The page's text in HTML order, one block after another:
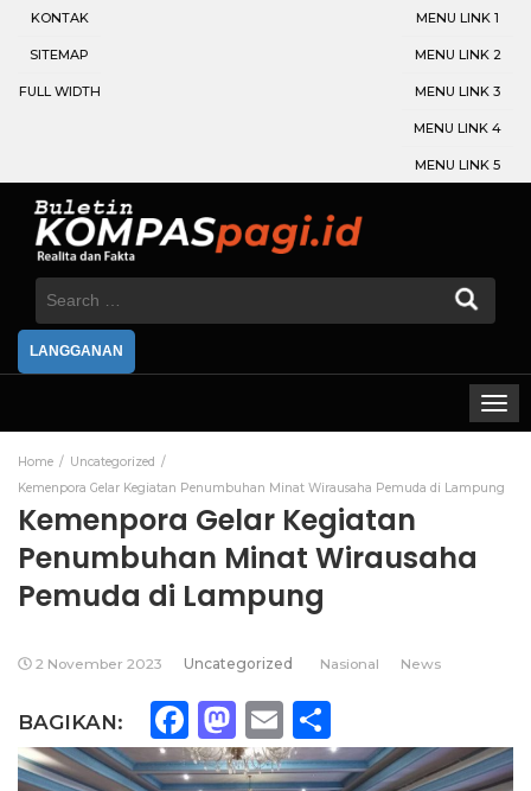
KONTAK
SITEMAP
FULL WIDTH
MENU LINK 1
MENU LINK 2
MENU LINK 3
MENU LINK 4
MENU LINK 5
Search
LANGGANAN
Home
Uncategorized
Kemenpora Gelar Kegiatan Penumbuhan Minat Wirausaha Pemuda di Lampung
Kemenpora Gelar Kegiatan
Penumbuhan Minat Wirausaha
Pemuda di Lampung
2 November 2023 Uncategorized Nasional News
BAGIKAN: Facebook
Mastodon
Email